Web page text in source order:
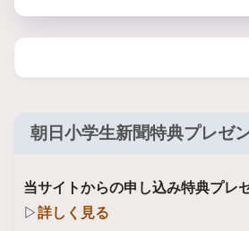
朝日小学生新聞特典プレゼ
当サイトからの申し込み特典プレ
▷詳しく見る